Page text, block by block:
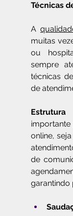
Técnicas
A
muitas
ou
sempre
técnicas de
de
online,
de
garantindo